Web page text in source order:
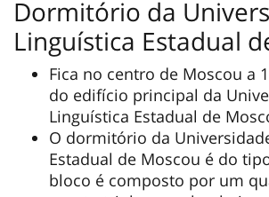
Dormitório da
Linguística Estadual
Fica no centro de Moscou a
do edifício principal da
Linguística Estadual de
O dormitório da
Estadual de Moscou é do
bloco é composto por um